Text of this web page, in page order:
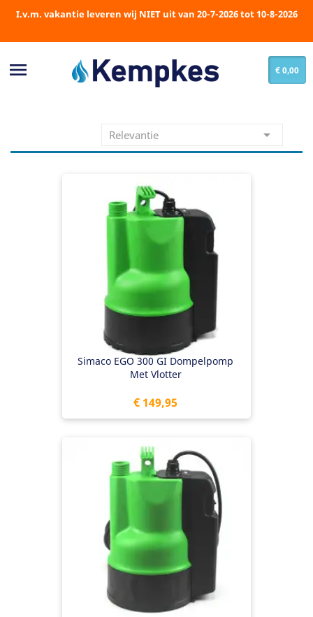
I.v.m. vakantie leveren wij NIET uit van 20-7-2026 tot 10-8-2026
 € 0,00
Relevantie 
Simaco EGO 300 GI Dompelpomp
Met Vlotter
Prijs
€ 149,95